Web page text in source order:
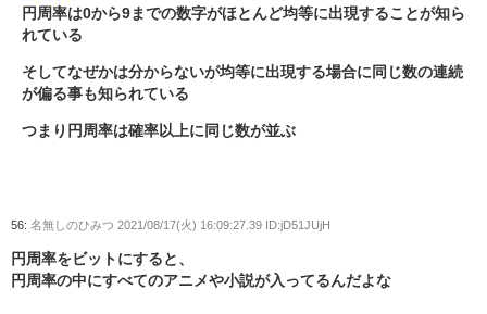
円周率は0から9までの数字がほとんど均等に出現することが知ら
れている
そしてなぜかは分からないが均等に出現する場合に同じ数の連続
が偏る事も知られている
つまり円周率は確率以上に同じ数が並ぶ
56: 名無しのひみつ 2021/08/17(火) 16:09:27.39 ID:jD51JUjH
円周率をビットにすると、
円周率の中にすべてのアニメや小説が入ってるんだよな